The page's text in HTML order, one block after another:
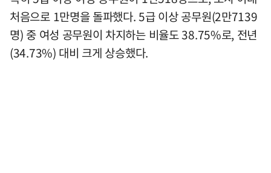
처음으로 1만명을 돌파했다. 5급 이상 공무원(2만7139
명) 중 여성 공무원이 차지하는 비율도 38.75%로, 전년
(34.73%) 대비 크게 상승했다.